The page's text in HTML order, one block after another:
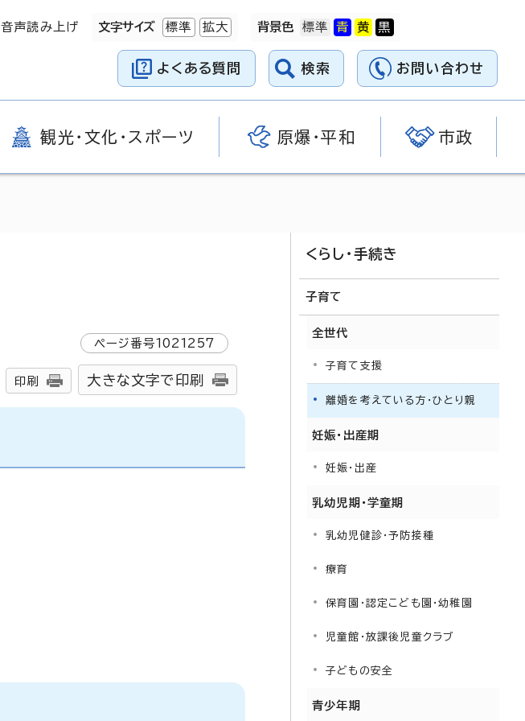
音声読み上げ 文字サイズ 標準 拡大 背景色
よくある質問 検索 お問い合わせ
観光・文化・スポーツ 原爆・平和 市政
ページ番号1021257
印刷 大きな文字で印刷
くらし・手続き
子育て
全世代
子育て支援
離婚を考えている方・ひとり親
妊娠・出産期
妊娠・出産
乳幼児期・学童期
乳幼児健診・予防接種
療育
保育園・認定こども園・幼稚園
児童館・放課後児童クラブ
子どもの安全
青少年期